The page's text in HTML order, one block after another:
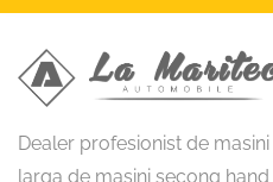
Dealer profesionist de
larga de masini secong